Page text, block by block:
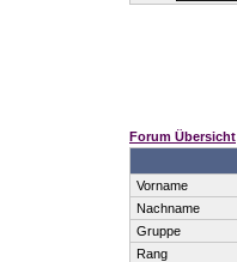
Forum Übersicht
Vorname
Nachname
Gruppe
Rang